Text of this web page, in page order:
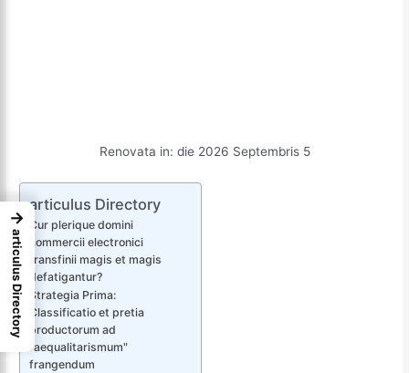
Renovata in: die 2026 Septembris 5
articulus Directory
Cur plerique domini
commercii electronici
transfinii magis et magis
defatigantur?
Strategia Prima:
Classificatio et pretia
productorum ad
"aequalitarismum"
frangendum
→
articulus Directory